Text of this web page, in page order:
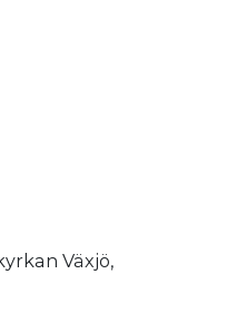
Växjö,